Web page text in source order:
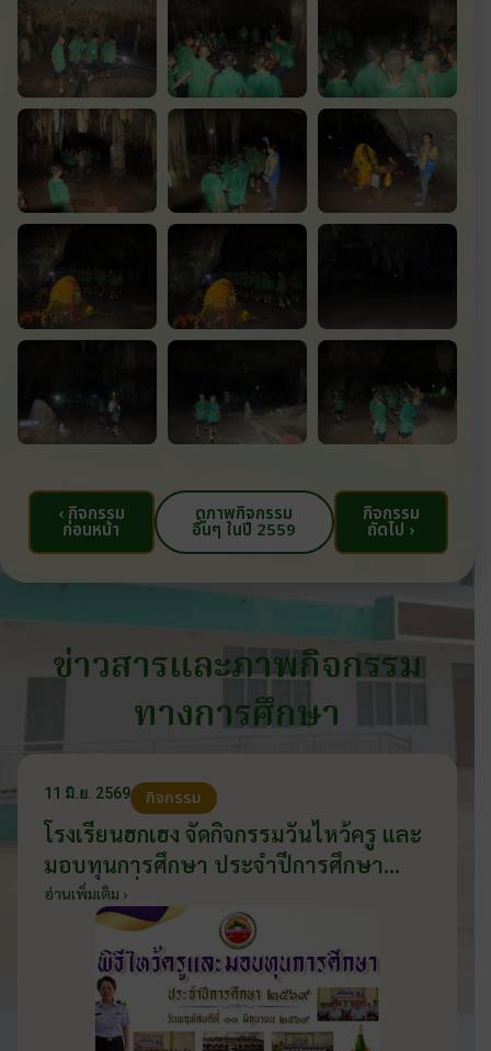
‹ กิจกรรม
ก่อนหน้า
ดูภาพกิจกรรม
อื่นๆ ในปี 2559
กิจกรรม
ถัดไป ›
ข่าวสารและภาพกิจกรรม
ทางการศึกษา
11 มิ.ย. 2569 กิจกรรม
โรงเรียนฮกเฮง จัดกิจกรรมวันไหว้ครู และ
มอบทุนการศึกษา ประจำปีการศึกษา
2569 วันที่ 11 มิถุนายน 2569
อ่านเพิ่มเติม ›